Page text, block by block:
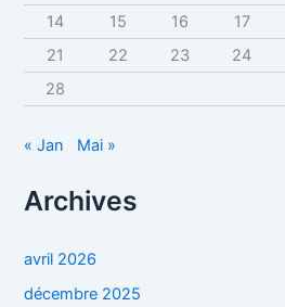
14
15 16 17
21
22 23 24
28
« Jan Mai »
Archives
avril 2026
décembre 2025